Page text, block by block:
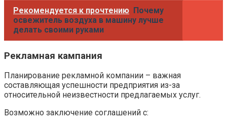
Рекомендуется к прочтению Почему
освежитель воздуха в машину лучше
делать своими руками
Рекламная кампания
Планирование рекламной компании – важная
составляющая успешности предприятия из-за
относительной неизвестности предлагаемых услуг.
Возможно заключение соглашений с: